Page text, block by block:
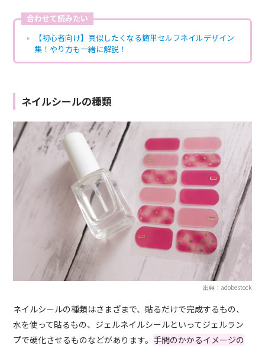
合わせて読みたい
【初心者向け】真似したくなる簡単セルフネイルデザイン
集！やり方も一緒に解説！
ネイルシールの種類
出典：adobestock
ネイルシールの種類はさまざまで、貼るだけで完成するもの、
水を使って貼るもの、ジェルネイルシールといってジェルラン
プで硬化させるものなどがあります。 手間のかかるイメージの